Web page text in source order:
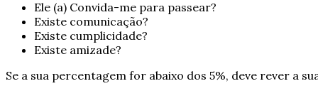
Ele (a) Convida-me para passear?
Existe comunicação?
Existe cumplicidade?
Existe amizade?
Se a sua percentagem for abaixo dos 5%, deve rever a